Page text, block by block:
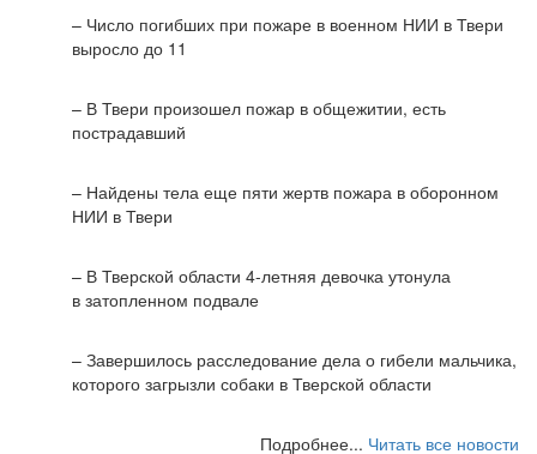
– Число погибших при пожаре в военном НИИ в Твери
выросло до 11
– В Твери произошел пожар в общежитии, есть
пострадавший
– Найдены тела еще пяти жертв пожара в оборонном
НИИ в Твери
– В Тверской области 4-летняя девочка утонула
в затопленном подвале
– Завершилось расследование дела о гибели мальчика,
которого загрызли собаки в Тверской области
Подробнее... Читать все новости